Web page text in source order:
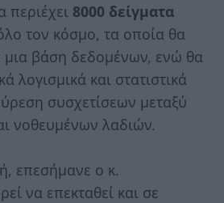
8000 δείγματα
τον κόσμο, τα οποία θα
βάση δεδομένων, ενώ θα
λογισμικά και στατιστικά
συσχετίσεων μεταξύ
νοθευμένων λαδιών.
επεσήμανε ο κ.
να επεκταθεί και σε